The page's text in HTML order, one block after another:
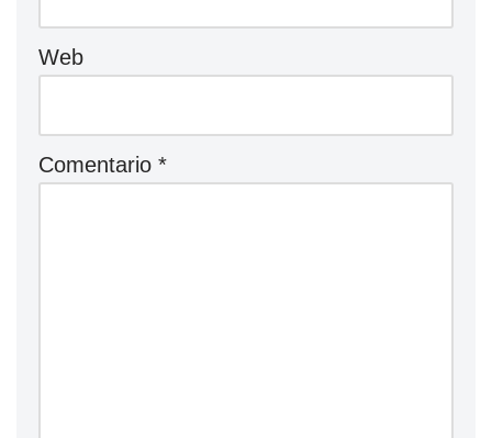
Web
Comentario *